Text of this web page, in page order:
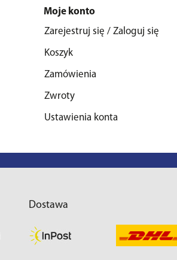
Moje konto
Zarejestruj się / Zaloguj się
Koszyk
Zamówienia
Zwroty
Ustawienia konta
Dostawa